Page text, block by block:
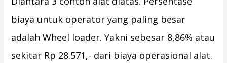
biaya untuk operator yang paling besar
adalah Wheel loader. Yakni sebesar 8,86% atau
sekitar Rp 28.571,- dari biaya operasional alat.